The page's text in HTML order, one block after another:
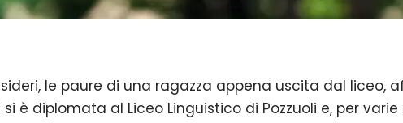
le paure di una ragazza appena uscita dal liceo,
è diplomata al Liceo Linguistico di Pozzuoli e, per